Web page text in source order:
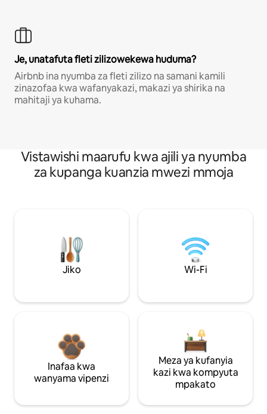
Je, unatafuta fleti zilizowekewa huduma?
Airbnb ina nyumba za fleti zilizo na samani kamili
zinazofaa kwa wafanyakazi, makazi ya shirika na
mahitaji ya kuhama.
Vistawishi maarufu kwa ajili ya nyumba
za kupanga kuanzia mwezi mmoja
Jiko Wi-Fi
Inafaa kwa
wanyama vipenzi
Meza ya kufanyia
kazi kwa kompyuta
mpakato